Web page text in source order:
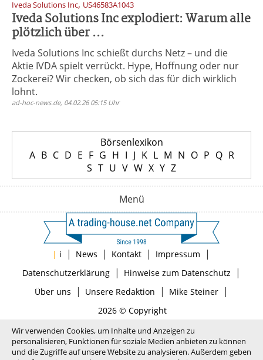
Iveda Solutions Inc, US46583A1043
Iveda Solutions Inc explodiert: Warum alle
plötzlich über ...
Iveda Solutions Inc schießt durchs Netz – und die
Aktie IVDA spielt verrückt. Hype, Hoffnung oder nur
Zockerei? Wir checken, ob sich das für dich wirklich
lohnt.
ad-hoc-news.de, 04.02.26 05:15 Uhr
Börsenlexikon
A B C D E F G H I J K L M N O P Q R
S T U V W X Y Z
Menü
| i | News | Kontakt | Impressum |
Datenschutzerklärung| Hinweise zum Datenschutz |
Über uns | Unsere Redaktion | Mike Steiner|
2026 © Copyright
Wir verwenden Cookies, um Inhalte und Anzeigen zu
personalisieren, Funktionen für soziale Medien anbieten zu können
und die Zugriffe auf unsere Website zu analysieren. Außerdem geben